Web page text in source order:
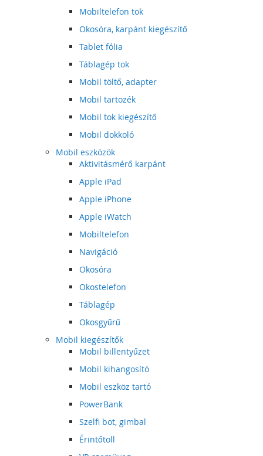
Mobiltelefon tok
Okosóra, karpánt kiegészítő
Tablet fólia
Táblagép tok
Mobil töltő, adapter
Mobil tartozék
Mobil tok kiegészítő
Mobil dokkoló
Mobil eszközök
Aktivitásmérő karpánt
Apple iPad
Apple iPhone
Apple iWatch
Mobiltelefon
Navigáció
Okosóra
Okostelefon
Táblagép
Okosgyűrű
Mobil kiegészítők
Mobil billentyűzet
Mobil kihangosító
Mobil eszköz tartó
PowerBank
Szelfi bot, gimbal
Érintőtoll